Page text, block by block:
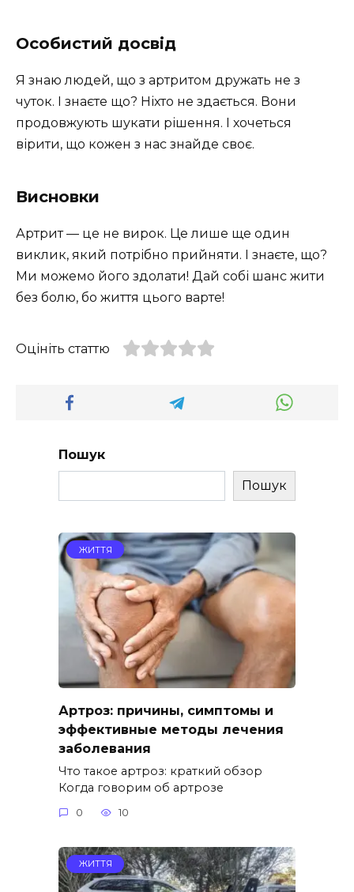
Особистий досвід
Я знаю людей, що з артритом дружать не з
чуток. І знаєте що? Ніхто не здається. Вони
продовжують шукати рішення. І хочеться
вірити, що кожен з нас знайде своє.
Висновки
Артрит — це не вирок. Це лише ще один
виклик, який потрібно прийняти. І знаєте, що?
Ми можемо його здолати! Дай собі шанс жити
без болю, бо життя цього варте!
Оцініть статтю
Пошук
Пошук
ЖИТТЯ
Артроз: причины, симптомы и
эффективные методы лечения
заболевания
Что такое артроз: краткий обзор
Когда говорим об артрозе
0 10
ЖИТТЯ